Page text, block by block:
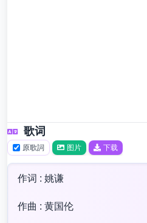
歌词
原歌詞 图片 下载
作词 : 姚谦
作曲 : 黄国伦